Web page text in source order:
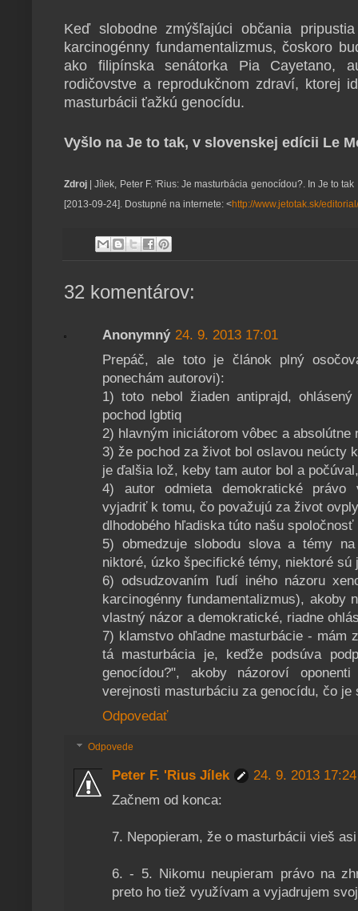
Keď slobodne zmýšľajúci občania
karcinogénny fundamentalizmus, čoskoro
ako filipínska senátorka Pia Cayetano,
rodičovstve a reprodukčnom zdraví, ktorej
masturbácii ťažkú genocídu.
Vyšlo na Je to tak, v slovenskej edícii Le
Zdroj | Jílek, Peter F. 'Rius: Je masturbácia genocídou?. In Je to
[2013-09-24]. Dostupné na internete: <http://www.jetotak.sk/
32 komentárov:
Anonymný 24. 9. 2013 17:01
Prepáč, ale toto je článok plný
ponechám autorovi):
1) toto nebol žiaden antiprajd,
pochod lgbtiq
2) hlavným iniciátorom vôbec a absolútne
3) že pochod za život bol oslavou neúcty
je ďalšia lož, keby tam autor bol a
4) autor odmieta demokratické
vyjadriť k tomu, čo považujú za život
dlhodobého hľadiska túto našu spoločnosť
5) obmedzuje slobodu slova a témy
niktoré, úzko špecifické témy, niektoré sú
6) odsudzovaním ľudí iného názoru
karcinogénny fundamentalizmus), akoby
vlastný názor a demokratické, riadne
7) klamstvo ohľadne masturbácie - mám
tá masturbácia je, keďže podsúva
genocídou?", akoby názoroví
verejnosti masturbáciu za genocídu, čo
Odpovedať
Odpovede
Peter F. 'Rius Jílek
24. 9. 2013 17:24
Začnem od konca:
7. Nepopieram, že o masturbácii vieš
6. - 5. Nikomu neupieram právo na
preto ho tiež využívam a vyjadrujem